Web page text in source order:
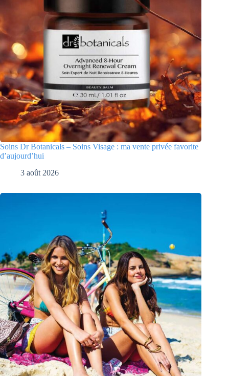
Soins Dr Botanicals – Soins Visage : ma vente privée favorite
d’aujourd’hui
3 août 2026